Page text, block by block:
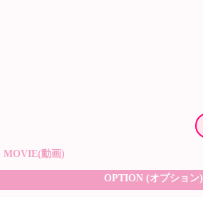
MOVIE(動画)
OPTION (オプション)